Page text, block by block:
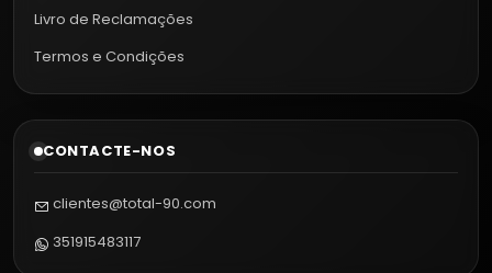
Livro de Reclamações
Termos e Condições
CONTACTE-NOS
clientes@total-90.com
351915483117